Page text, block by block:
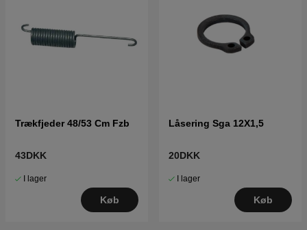
Trækfjeder 48/53 Cm Fzb
43DKK
I lager
Køb
Låsering Sga 12X1,5
20DKK
I lager
Køb